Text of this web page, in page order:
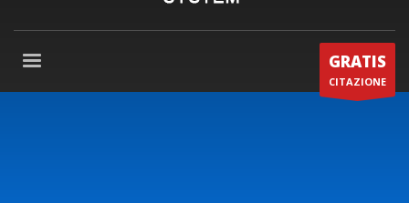
GRATIS
CITAZIONE